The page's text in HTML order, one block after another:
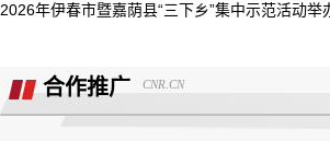
Smart汽车肆意欺骗消费者，总部监管缺
金2000元。
北京爱车汽车销售欺骗多名消费者购车
2026年伊春市暨嘉荫县“三下乡”集中示范活动举
合作推广 CNR.CN